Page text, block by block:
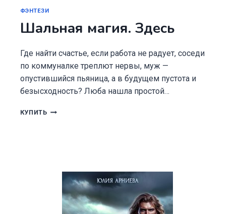
ФЭНТЕЗИ
Шальная магия. Здесь
Где найти счастье, если работа не радует, соседи
по коммуналке треплют нервы, муж —
опустившийся пьяница, а в будущем пустота и
безысходность? Люба нашла простой…
КУПИТЬ ШАЛЬНАЯ